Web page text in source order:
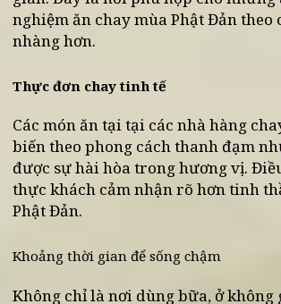
5. Trải nghiệm ăn chay mùa
hàng Chay
Trong mùa lễ, nhiều thực khách
chay để tận hưởng không gian yên
nghiệm ăn chay mùa Phật Đản